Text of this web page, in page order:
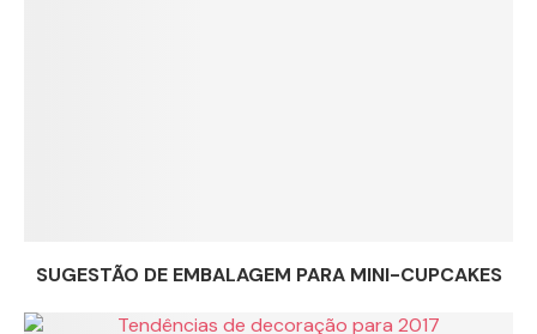
SUGESTÃO DE EMBALAGEM PARA MINI-CUPCAKES